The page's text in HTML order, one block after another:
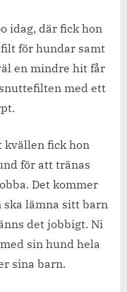
idag, där fick hon
för hundar samt
en mindre hit får
med ett
kvällen fick hon
för att tränas
Det kommer
ska lämna sitt barn
det jobbigt. Ni
sin hund hela
sina barn.